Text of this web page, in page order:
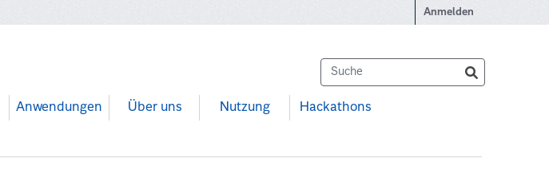
Anmelden
Anwendungen Über uns Nutzung Hackathons